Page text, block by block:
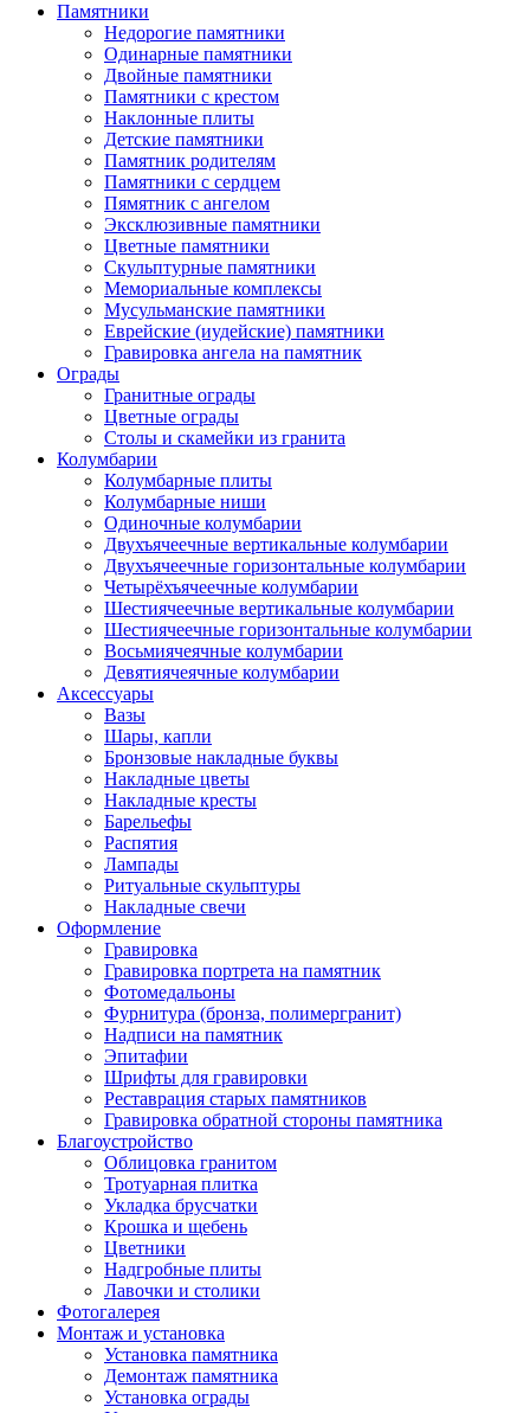
Памятники
Недорогие памятники
Одинарные памятники
Двойные памятники
Памятники с крестом
Наклонные плиты
Детские памятники
Памятник родителям
Памятники с сердцем
Пямятник с ангелом
Эксклюзивные памятники
Цветные памятники
Скульптурные памятники
Мемориальные комплексы
Мусульманские памятники
Еврейские (иудейские) памятники
Гравировка ангела на памятник
Ограды
Гранитные ограды
Цветные ограды
Столы и скамейки из гранита
Колумбарии
Колумбарные плиты
Колумбарные ниши
Одиночные колумбарии
Двухъячеечные вертикальные колумбарии
Двухъячеечные горизонтальные колумбарии
Четырёхъячеечные колумбарии
Шестиячеечные вертикальные колумбарии
Шестиячеечные горизонтальные колумбарии
Восьмиячеячные колумбарии
Девятиячеячные колумбарии
Аксессуары
Вазы
Шары, капли
Бронзовые накладные буквы
Накладные цветы
Накладные кресты
Барельефы
Распятия
Лампады
Ритуальные скульптуры
Накладные свечи
Оформление
Гравировка
Гравировка портрета на памятник
Фотомедальоны
Фурнитура (бронза, полимергранит)
Надписи на памятник
Эпитафии
Шрифты для гравировки
Реставрация старых памятников
Гравировка обратной стороны памятника
Благоустройство
Облицовка гранитом
Тротуарная плитка
Укладка брусчатки
Крошка и щебень
Цветники
Надгробные плиты
Лавочки и столики
Фотогалерея
Монтаж и установка
Установка памятника
Демонтаж памятника
Установка ограды